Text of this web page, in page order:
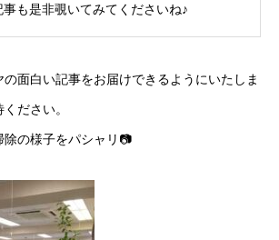
事も是非覗いてみてくださいね♪
面白い記事をお届けできるようにいたしま
ださい。
の様子をパシャリ📷